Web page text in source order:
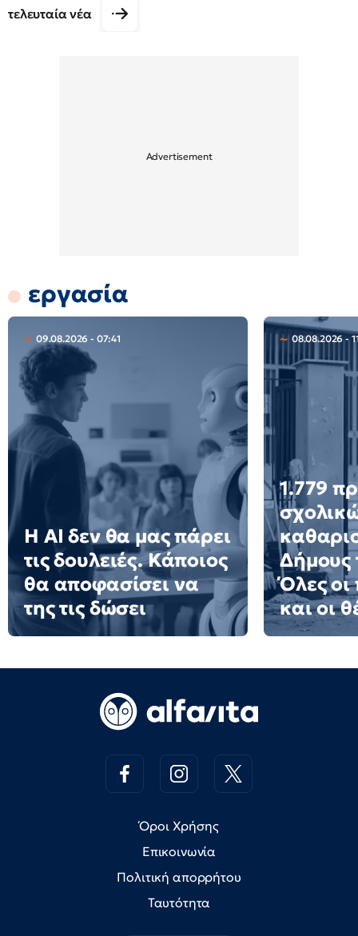
τελευταία νέα
εργασία
09.08.2026 - 07:41
Η AI δεν θα μας πάρει
τις δουλειές. Κάποιος
θα αποφασίσει να
της τις δώσει
08.08.2026 -
1.779
Δήμους
Όλες οι
και οι
Όροι Χρήσης
Επικοινωνία
Πολιτική απορρήτου
Ταυτότητα